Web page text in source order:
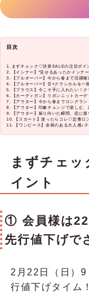
目次
まずチェック♡決算SALEの注目ポイ
【インナー】“見せるあったかインナ
【プルオーバー】今から春まで活躍
【プルオーバー】甘×クラシカルを一
【ブラウス】今こそ手に入れたい！
【カーディガン】リボンニットカー
【アウター】今から春までロングラ
【アウター】印象チェンジで楽しむ
【アウター】振り向いた瞬間、恋に
【スカート】迷ったらコレ♡定番ロ
【ワンピース】余裕のある大人感♪
まずチェ
イント
① 会員様は22
先行値下げで
2月22日（日）
行値下げタイム！